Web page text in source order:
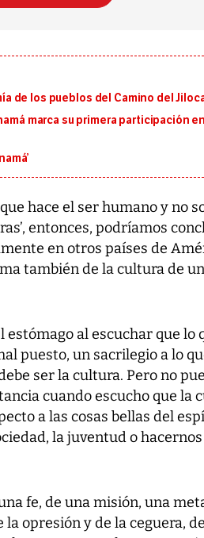
de los pueblos del Camino del
marca su primera participación
hace el ser humano y no
entonces, podríamos
en otros países de
también de la cultura de
al escuchar que lo
puesto, un sacrilegio a lo
ser la cultura. Pero no
cuando escucho que la
a las cosas bellas del
la juventud o
fe, de una misión, una
opresión y de la ceguera,
al sur de Japón,